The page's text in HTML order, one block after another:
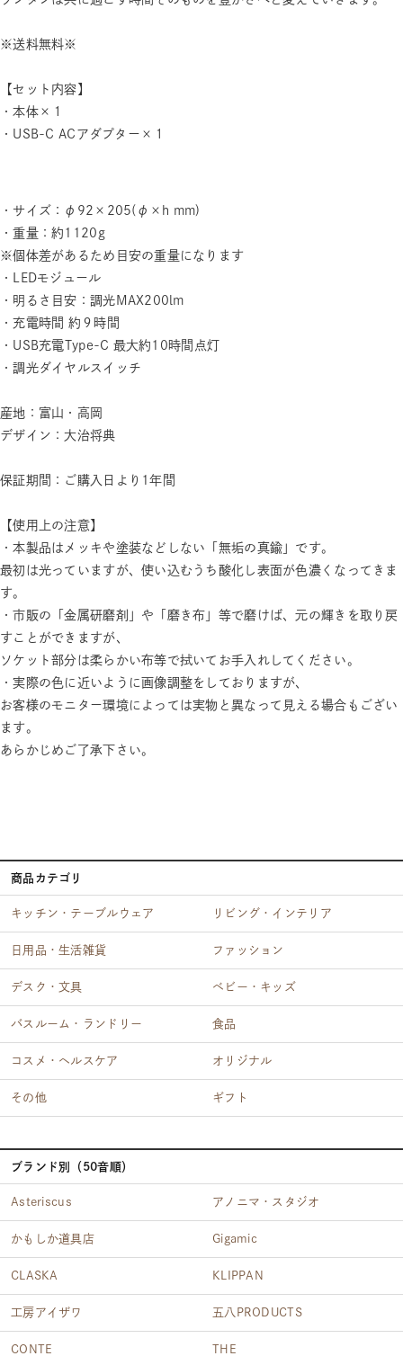
※送料無料※
【セット内容】
・本体×１
・USB-C ACアダプター×１
・サイズ：φ92×205(φ×h mm)
・重量：約1120g
※個体差があるため目安の重量になります
・LEDモジュール
・明るさ目安：調光MAX200lm
・充電時間 約９時間
・USB充電Type-C 最大約10時間点灯
・調光ダイヤルスイッチ
産地：富山・高岡
デザイン：大治将典
保証期間：ご購入日より1年間
【使用上の注意】
・本製品はメッキや塗装などしない「無垢の真鍮」です。
最初は光っていますが、使い込むうち酸化し表面が色濃くなってきま
す。
・市販の「金属研磨剤」や「磨き布」等で磨けば、元の輝きを取り戻
すことができますが、
ソケット部分は柔らかい布等で拭いてお手入れしてください。
・実際の色に近いように画像調整をしておりますが、
お客様のモニター環境によっては実物と異なって見える場合もござい
ます。
あらかじめご了承下さい。
商品カテゴリ
キッチン・テーブルウェア リビング・インテリア
日用品・生活雑貨 ファッション
デスク・文具 ベビー・キッズ
バスルーム・ランドリー 食品
コスメ・ヘルスケア オリジナル
その他 ギフト
ブランド別（50音順）
Asteriscus アノニマ・スタジオ
かもしか道具店 Gigamic
CLASKA KLIPPAN
工房アイザワ 五八PRODUCTS
CONTE THE